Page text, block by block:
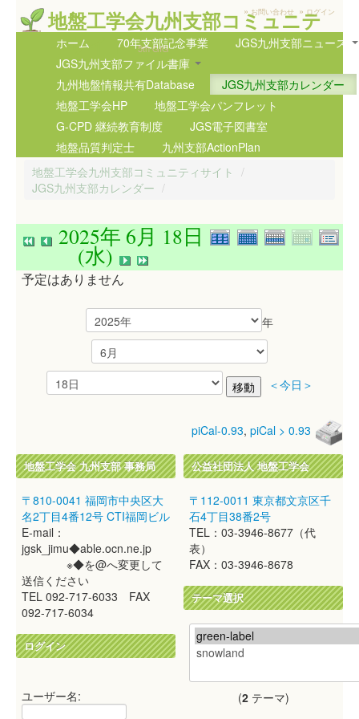
地盤工学会九州支部コミュニテ
ィサイト
5th GIG
» お問い合わせ » ログイン
ホーム 70年支部記念事業
JGS九州支部ニュース
JGS九州支部ファイル書庫
九州地盤情報共有Database
JGS九州支部カレンダー
地盤工学会HP
地盤工学会パンフレット
G-CPD 継続教育制度
JGS電子図書室
地盤品質判定士
九州支部ActionPlan
地盤工学会九州支部コミュニティサイト /
JGS九州支部カレンダー /
2025年 6月 18日
(水)
予定はありません
年
＜今日＞
piCal-0.93, piCal > 0.93
地盤工学会 九州支部 事務局
〒810-0041 福岡市中央区大
名2丁目4番12号 CTI福岡ビル
E-mail：
jgsk_jimu◆able.ocn.ne.jp
※◆を@へ変更して
送信ください
TEL 092-717-6033 FAX
092-717-6034
ログイン
ユーザー名:
公益社団法人 地盤工学会
〒112-0011 東京都文京区千
石4丁目38番2号
TEL：03-3946-8677（代
表）
FAX：03-3946-8678
テーマ選択
(2テーマ)